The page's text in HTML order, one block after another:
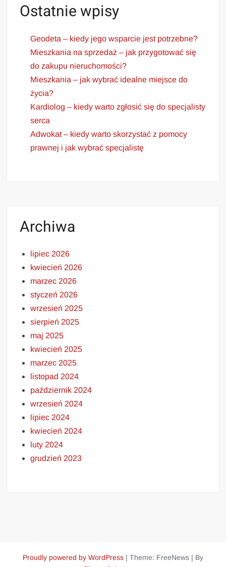
Ostatnie wpisy
Geodeta – kiedy jego wsparcie jest potrzebne?
Mieszkania na sprzedaż – jak przygotować się
do zakupu nieruchomości?
Mieszkania – jak wybrać idealne miejsce do
życia?
Kardiolog – kiedy warto zgłosić się do specjalisty
serca
Adwokat – kiedy warto skorzystać z pomocy
prawnej i jak wybrać specjalistę
Archiwa
lipiec 2026
kwiecień 2026
marzec 2026
styczeń 2026
wrzesień 2025
sierpień 2025
maj 2025
kwiecień 2025
marzec 2025
listopad 2024
październik 2024
wrzesień 2024
lipiec 2024
kwiecień 2024
luty 2024
grudzień 2023
Proudly powered by WordPress | Theme: FreeNews | By